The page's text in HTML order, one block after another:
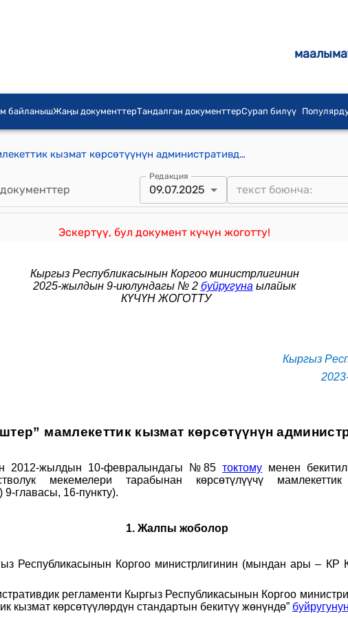
байланышЖаңы документтерТандалган документтерСурап билүү
“Авиациялык атайын иштер” мамлекеттик кызмат көрсөтүүнүн административдик регламенти (Кыргыз Республикасынын Коргоо министрлигинин 2023-жылдын 21-августундагы № 3 буйругу менен бекитилген)
Редакция
09.07.2025
Эскертүү, бул документ күчүн жоготту!